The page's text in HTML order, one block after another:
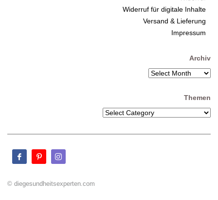
Widerruf für digitale Inhalte
Versand & Lieferung
Impressum
Archiv
Themen
© diegesundheitsexperten.com